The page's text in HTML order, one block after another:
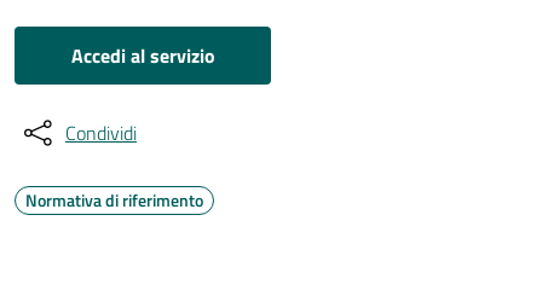
Accedi al servizio
Condividi
Normativa di riferimento